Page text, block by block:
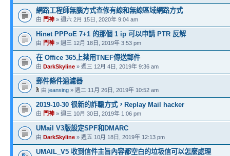
網路工程師無腦方式查修有線和無線區域網路方式
由 門神 » 週六 2月 15日, 2020年 9:04 am
Hinet PPPoE 7+1 的那個 1 ip 可以申請 PTR 反解
由 門神 » 週三 12月 18日, 2019年 3:53 pm
在 Office 365上禁用TNEF傳送郵件
由 DarkSkyline » 週三 12月 4日, 2019年 9:36 am
郵件條件過濾器
由 jeansing » 週二 11月 26日, 2019年 10:52 am
2019-10-30 很新的詐騙方式，Replay Mail hacker
由 門神 » 週三 10月 30日, 2019年 1:06 pm
UMail V3版設定SPF和DMARC
由 DarkSkyline » 週五 10月 18日, 2019年 12:13 pm
UMAIL_V5 收到信件主旨內容都空白的垃圾信可以怎麼處理